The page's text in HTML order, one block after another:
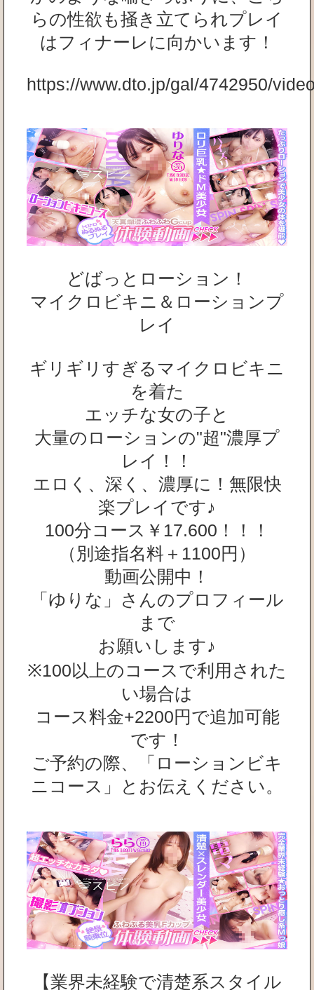
らの性欲も掻き立てられプレイ
はフィナーレに向かいます！
https://www.dto.jp/gal/4742950/
どばっとローション！
マイクロビキニ＆ローションプ
レイ
ギリギリすぎるマイクロビキニ
を着た
エッチな女の子と
大量のローションの"超"濃厚プ
レイ！！
エロく、深く、濃厚に！無限快
楽プレイです♪
100分コース￥17.600！！！
（別途指名料＋1100円）
動画公開中！
「ゆりな」さんのプロフィール
まで
お願いします♪
※100以上のコースで利用された
い場合は
コース料金+2200円で追加可能
です！
ご予約の際、「ローションビキ
ニコース」とお伝えください。
【業界未経験で清楚系スタイル